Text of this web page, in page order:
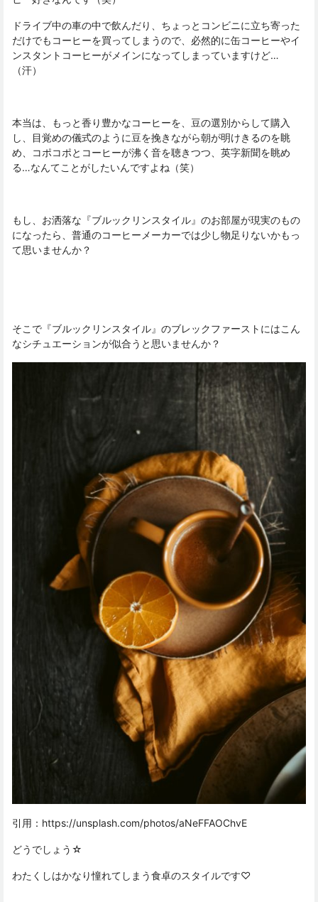
ドライブ中の車の中で飲んだり、ちょっとコンビニに立ち寄った
だけでもコーヒーを買ってしまうので、必然的に缶コーヒーやイ
ンスタントコーヒーがメインになってしまっていますけど…
（汗）
本当は、もっと香り豊かなコーヒーを、豆の選別からして購入
し、目覚めの儀式のように豆を挽きながら朝が明けきるのを眺
め、コポコポとコーヒーが沸く音を聴きつつ、英字新聞を眺め
る…なんてことがしたいんですよね（笑）
もし、お洒落な『ブルックリンスタイル』のお部屋が現実のもの
になったら、普通のコーヒーメーカーでは少し物足りないかもっ
て思いませんか？
そこで『ブルックリンスタイル』のブレックファーストにはこん
なシチュエーションが似合うと思いませんか？
引用： https://unsplash.com/photos/aNeFFAOChvE
どうでしょう☆
わたくしはかなり憧れてしまう食卓のスタイルです♡